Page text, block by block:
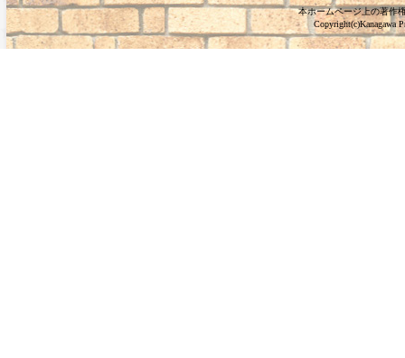
本ホームページ上の著作
Copyright(c)Kanagawa